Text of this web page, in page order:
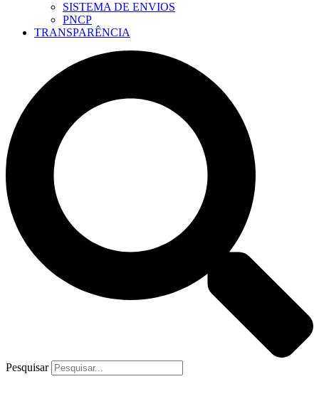
SISTEMA DE ENVIOS
PNCP
TRANSPARÊNCIA
Pesquisar